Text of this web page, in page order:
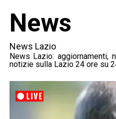
News
News Lazio
News Lazio:
notizie sulla Lazio 24 ore su